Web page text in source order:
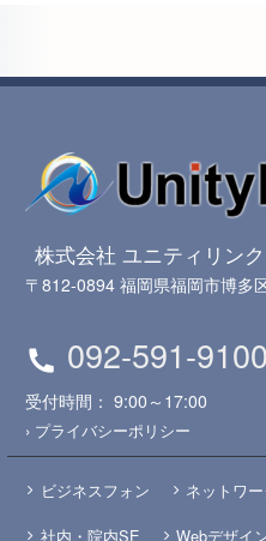
株式会社 ユニティリンク
〒812-0894 福岡県福岡市博多
092-591-9100
受付時間： 9:00～17:00
› プライバシーポリシー
ビジネスフォン ネットワ
社内・院内SE
Webデザイ